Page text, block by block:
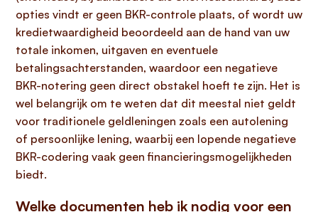
opties vindt er geen BKR-controle plaats, of wordt uw
kredietwaardigheid beoordeeld aan de hand van uw
totale inkomen, uitgaven en eventuele
betalingsachterstanden, waardoor een negatieve
BKR-notering geen direct obstakel hoeft te zijn. Het is
wel belangrijk om te weten dat dit meestal niet geldt
voor traditionele geldleningen zoals een autolening
of persoonlijke lening, waarbij een lopende negatieve
BKR-codering vaak geen financieringsmogelijkheden
biedt.
Welke documenten heb ik nodig voor een